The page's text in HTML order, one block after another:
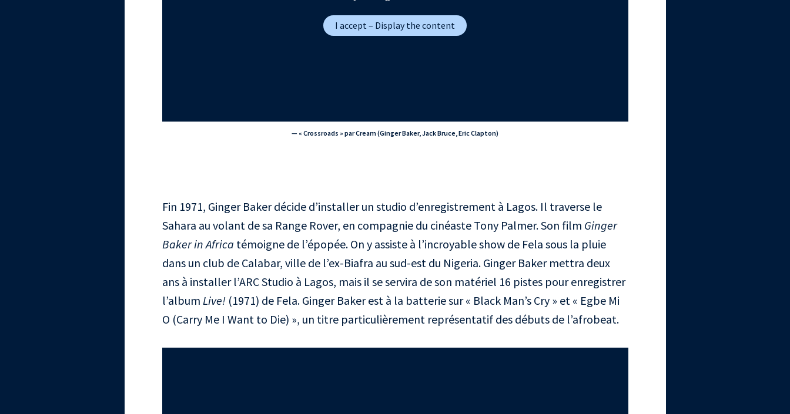
I accept – Display the content
— « Crossroads » par Cream (Ginger Baker, Jack Bruce, Eric Clapton)
Fin 1971, Ginger Baker décide d’installer un studio d’enregistrement à Lagos. Il traverse le
Sahara au volant de sa Range Rover, en compagnie du cinéaste Tony Palmer. Son film Ginger
Baker in Africa témoigne de l’épopée. On y assiste à l’incroyable show de Fela sous la pluie
dans un club de Calabar, ville de l’ex-Biafra au sud-est du Nigeria. Ginger Baker mettra deux
ans à installer l’ARC Studio à Lagos, mais il se servira de son matériel 16 pistes pour enregistrer
l’album Live!(1971) de Fela. Ginger Baker est à la batterie sur « Black Man’s Cry » et « Egbe Mi
O (Carry Me I Want to Die) », un titre particulièrement représentatif des débuts de l’afrobeat.